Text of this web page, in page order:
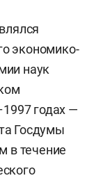
экономико-
наук
годах —
Госдумы
в течение